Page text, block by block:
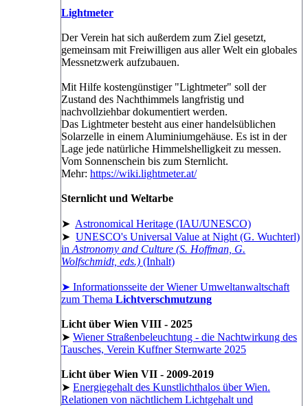
Lightmeter
Der Verein hat sich außerdem zum Ziel gesetzt,
gemeinsam mit Freiwilligen aus aller Welt ein globales
Messnetzwerk aufzubauen.
Mit Hilfe kostengünstiger "Lightmeter" soll der
Zustand des Nachthimmels langfristig und
nachvollziehbar dokumentiert werden.
Das Lightmeter besteht aus einer handelsüblichen
Solarzelle in einem Aluminiumgehäuse. Es ist in der
Lage jede natürliche Himmelshelligkeit zu messen.
Vom Sonnenschein bis zum Sternlicht.
Mehr: https://wiki.lightmeter.at/
Sternlicht und Weltarbe
➤ Astronomical Heritage (IAU/UNESCO)
➤ UNESCO's Universal Value at Night (G. Wuchterl)
in Astronomy and Culture (S. Hoffman, G.
Wolfschmidt, eds.) (Inhalt)
➤ Informationsseite der Wiener Umweltanwaltschaft
zum Thema Lichtverschmutzung
Licht über Wien VIII - 2025
➤ Wiener Straßenbeleuchtung - die Nachtwirkung des
Tausches, Verein Kuffner Sternwarte 2025
Licht über Wien VII - 2009-2019
➤ Energiegehalt des Kunstlichthalos über Wien.
Relationen von nächtlichem Lichtgehalt und